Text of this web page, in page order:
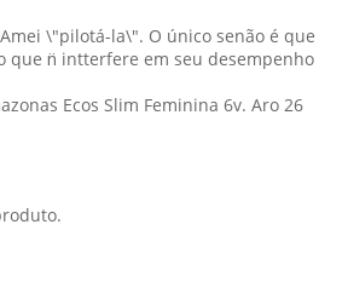
\"pilotá-la\". O único senão é que
que n̈ intterfere em seu desempenho
Ecos Slim Feminina 6v. Aro 26